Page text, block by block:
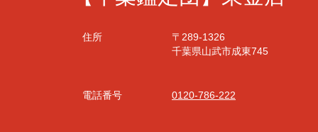
住所
〒289-1326
千葉県山武市成東745
電話番号 0120-786-222